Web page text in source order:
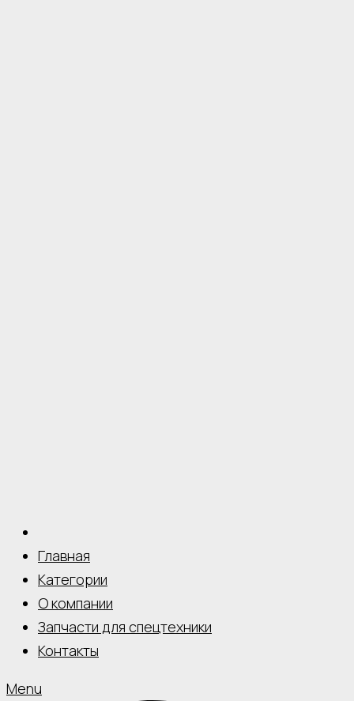
Главная
Категории
О компании
Запчасти для спецтехники
Контакты
Menu